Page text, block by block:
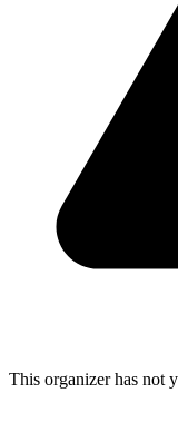
This organizer has not